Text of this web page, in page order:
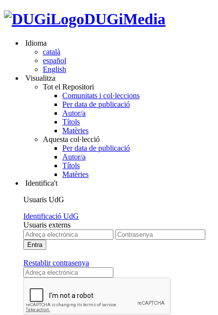
DUGiMedia
Idioma
català
español
English
Visualitza
Tot el Repositori
Comunitats i col·leccions
Per data de publicació
Autor/a
Títols
Matèries
Aquesta col·lecció
Per data de publicació
Autor/a
Títols
Matèries
Identifica't
Usuaris UdG
Identificació UdG
Usuaris externs
Restablir contrasenya